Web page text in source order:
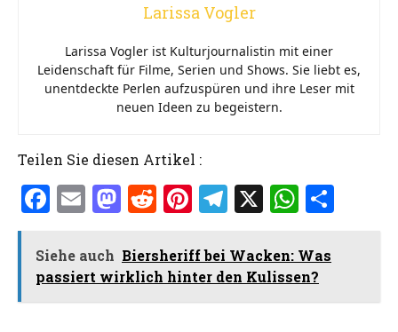
Larissa Vogler
Larissa Vogler ist Kulturjournalistin mit einer
Leidenschaft für Filme, Serien und Shows. Sie liebt es,
unentdeckte Perlen aufzuspüren und ihre Leser mit
neuen Ideen zu begeistern.
Teilen Sie diesen Artikel :
F
a
ce
b
o
E
m
ai
l
M
a
st
o
d
R
e
d
di
t
Pi
nt
er
es
t
T
el
e
gr
a
X W
h
at
s
A
Siehe auch Biersheriff bei Wacken: Was
passiert wirklich hinter den Kulissen?